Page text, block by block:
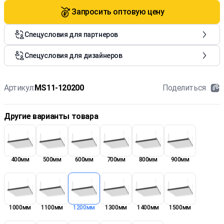
Артикул:MS11-120200 Поделиться
Другие варианты товара
400мм 500мм 600мм 700мм 800мм 900мм
1000мм 1100мм 1200мм 1300мм 1400мм 1500мм
Запросить оптовую цену
Спецусловия для партнеров
Спецусловия для дизайнеров